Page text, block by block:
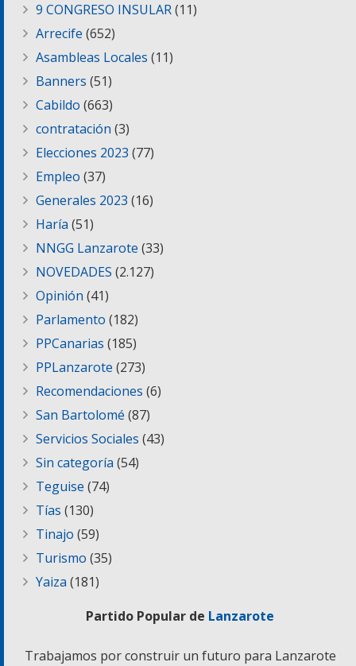
9 CONGRESO INSULAR(11)
Arrecife (652)
Asambleas Locales (11)
Banners (51)
Cabildo (663)
contratación (3)
Elecciones 2023 (77)
Empleo (37)
Generales 2023 (16)
Haría (51)
NNGG Lanzarote (33)
NOVEDADES (2.127)
Opinión (41)
Parlamento (182)
PPCanarias (185)
PPLanzarote (273)
Recomendaciones (6)
San Bartolomé (87)
Servicios Sociales (43)
Sin categoría (54)
Teguise (74)
Tías (130)
Tinajo (59)
Turismo (35)
Yaiza (181)
Partido Popular de Lanzarote
Trabajamos por construir un futuro para Lanzarote